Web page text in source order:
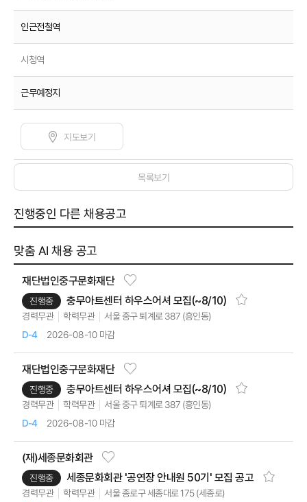
인근전철역
시청역
근무예정지
지도보기
목록보기
진행중인 다른 채용공고
맞춤 AI 채용 공고
재단법인중구문화재단
진행중 충무아트센터 하우스어셔 모집(~8/10)
경력무관 학력무관 서울 중구 퇴계로 387 (흥인동)
D-4 2026-08-10 마감
재단법인중구문화재단
진행중 충무아트센터 하우스어셔 모집(~8/10)
경력무관 학력무관 서울 중구 퇴계로 387 (흥인동)
D-4 2026-08-10 마감
(재)세종문화회관
진행중 세종문화회관 '공연장 안내원 50기' 모집 공고
경력무관 학력무관 서울 종로구 세종대로 175 (세종로)